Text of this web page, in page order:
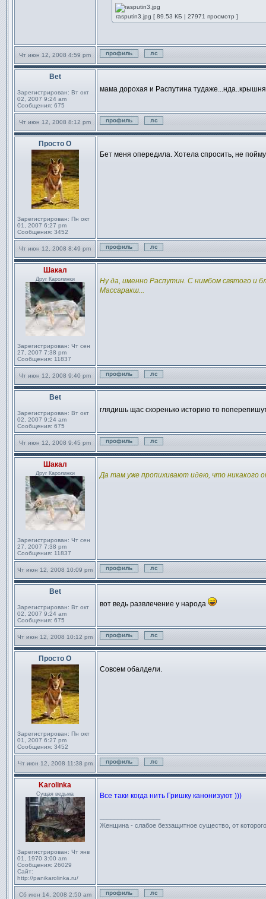
rasputin3.jpg [ 89.53 КБ | 27971 просмотр ]
Чт июн 12, 2008 4:59 pm
Профиль
Отправить личное
Bet
Зарегистрирован: Вт окт
02, 2007 9:24 am
Сообщения: 675
мама дорохая и Распутина
Чт июн 12, 2008 8:12 pm
Профиль
Отправить личное
Просто О
Зарегистрирован: Пн окт
01, 2007 6:27 pm
Сообщения: 3452
Бет меня опередила. Хотела спросить, не
Чт июн 12, 2008 8:49 pm
Профиль
Отправить личное
Шакал
Друг Каролинки
Зарегистрирован: Чт сен
27, 2007 7:38 pm
Сообщения: 11837
Сообщение
Ну да, именно Распутин. С нимбом святого и
Массаракш...
Чт июн 12, 2008 9:40 pm
Профиль
Отправить личное
Bet
Зарегистрирован: Вт окт
02, 2007 9:24 am
Сообщения: 675
глядишь щас скоренько историю то
Чт июн 12, 2008 9:45 pm
Профиль
Отправить личное
Шакал
Друг Каролинки
Зарегистрирован: Чт сен
27, 2007 7:38 pm
Сообщения: 11837
Да там уже пропихивают идею, что никакого
Чт июн 12, 2008 10:09 pm
Профиль
Отправить личное
Bet
Зарегистрирован: Вт окт
02, 2007 9:24 am
Сообщения: 675
вот ведь развлечение у народа
Чт июн 12, 2008 10:12 pm
Профиль
Отправить личное
Просто О
Зарегистрирован: Пн окт
01, 2007 6:27 pm
Сообщения: 3452
Сообщение
Совсем обалдели.
Чт июн 12, 2008 11:38 pm
Профиль
Отправить личное
Karolinka
Сущая ведьма
Зарегистрирован: Чт янв
01, 1970 3:00 am
Сообщения: 26029
Сайт:
http://panikarolinka.ru/
Все таки когда нить Гришку канонизуют )))
Женщина - слабое беззащитное существо, от
Сб июн 14, 2008 2:50 am